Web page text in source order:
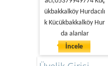
ükbakkalköy Hurdacılı
k Kücükbakkalköy Hur
da alanlar
İncele